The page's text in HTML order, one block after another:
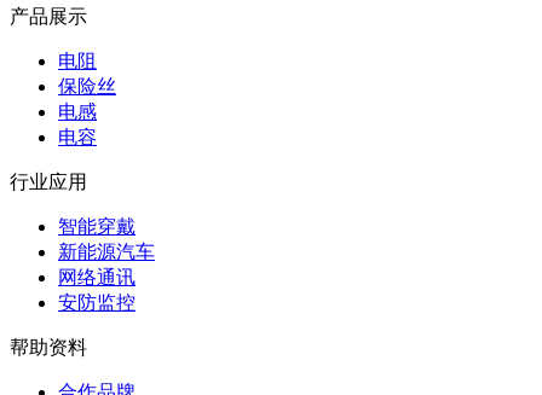
产品展示
电阻
保险丝
电感
电容
行业应用
智能穿戴
新能源汽车
网络通讯
安防监控
帮助资料